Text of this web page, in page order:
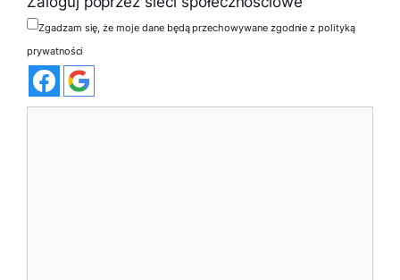
Zgadzam się, że moje dane będą przechowywane zgodnie z polityką
prywatności